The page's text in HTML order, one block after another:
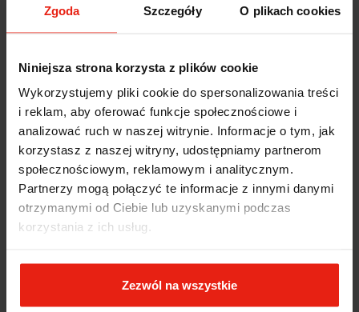
Zgoda Szczegóły O plikach cookies
Niniejsza strona korzysta z plików cookie
Wykorzystujemy pliki cookie do spersonalizowania treści
i reklam, aby oferować funkcje społecznościowe i
analizować ruch w naszej witrynie. Informacje o tym, jak
korzystasz z naszej witryny, udostępniamy partnerom
społecznościowym, reklamowym i analitycznym.
Partnerzy mogą połączyć te informacje z innymi danymi
otrzymanymi od Ciebie lub uzyskanymi podczas
korzystania z ich usług.
Zezwól na wszystkie
5
szybko. Paczka dotarła cała i zdrowa. Szybko,
sprawnie, bez problemów. Bardzo pomocna obsługa
klienta.
wczoraj
Magdalena zweryfikowano
5
Ekspresowa realizacja zamówienia. Towar zgodny z
polecenia 👍️👍️👍️👍️👍️👍️👍️